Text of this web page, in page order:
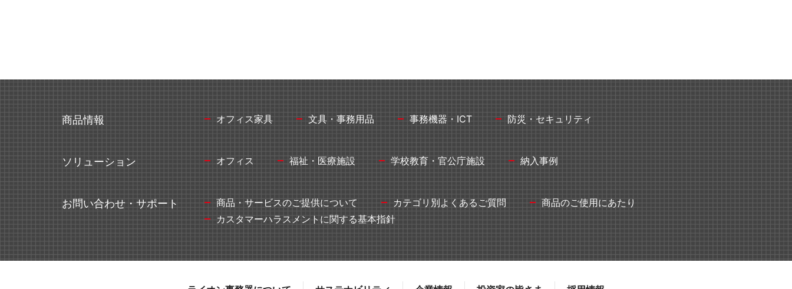
商品情報 オフィス家具 文具・事務用品 事務機器・ICT 防災・セキュリティ
ソリューション オフィス 福祉・医療施設 学校教育・官公庁施設 納入事例
お問い合わせ・サポート 商品・サービスのご提供について カテゴリ別よくあるご質問
商品のご使用にあたり
カスタマーハラスメントに関する基本指針